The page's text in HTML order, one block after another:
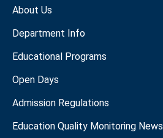
About Us
Department Info
Educational Programs
Open Days
Admission Regulations
Education Quality Monitoring News